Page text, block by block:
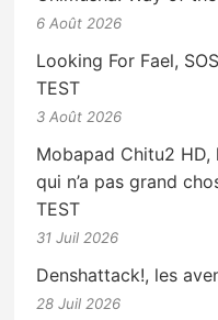
6 Août 2026
Looking For Fael,
TEST
3 Août 2026
Mobapad Chitu2 HD,
qui n’a pas grand
TEST
31 Juil 2026
Denshattack!, les
28 Juil 2026